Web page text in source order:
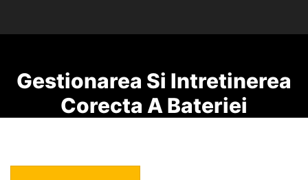
Gestionarea Si Intretinerea
Corecta A Bateriei